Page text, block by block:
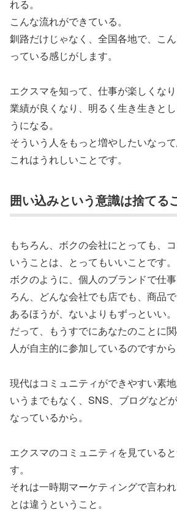
れる。
こんな流れができている。
釧路だけじゃなく、全国各地で、こ
っている感じがします。
エクスマを知って、仕事が楽しくなり
業績が良くなり、明るく生き生きと
うになる。
そういう人をもっと増やしたいなって
これはうれしいことです。
囲い込みという意識は捨てる
もちろん、ボクの会社にとっても、
いうことは、とってもいいことです。
ボクのように、個人のブランドで仕
ろん、どんな会社でも店でも、商品
あるほうが、ないよりもずっといい。
だって、もうすでにあなたのことに
人が自主的に参加しているのですから
現代はコミュニティができやすい素地
いうまでもなく、SNS、ブログなど
なっているから。
エクスマのコミュニティを見ている
す。
それは一時期マーケティングで言わ
とは違うということ。